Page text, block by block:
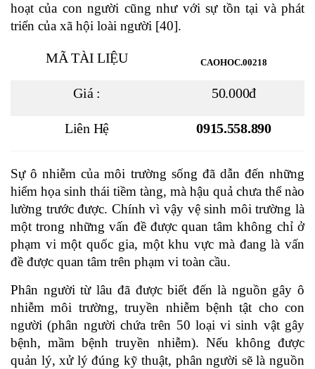
hoạt của con người cũng như với sự tồn tại và phát
triển của xã hội loài người [40].
MÃ TÀI LIỆU CAOHOC.00218
Giá : 50.000đ
Liên Hệ 0915.558.890
Sự ô nhiễm của môi trường sống đã dẫn đến những
hiểm họa sinh thái tiềm tàng, mà hậu quả chưa thể nào
lường trước được. Chính vì vậy vệ sinh môi trường là
một trong những vấn đề được quan tâm không chỉ ở
phạm vi một quốc gia, một khu vực mà đang là vấn
đề được quan tâm trên phạm vi toàn cầu.
Phân người từ lâu đã được biết đến là nguồn gây ô
nhiễm môi trường, truyền nhiễm bệnh tật cho con
người (phân người chứa trên 50 loại vi sinh vật gây
bệnh, mầm bệnh truyền nhiễm). Nếu không được
quản lý, xử lý đúng kỹ thuật, phân người sẽ là nguồn